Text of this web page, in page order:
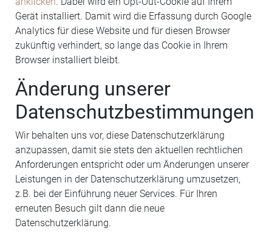
Gerät installiert. Damit wird die Erfassung durch Google
Analytics für diese Website und für diesen Browser
zukünftig verhindert, so lange das Cookie in Ihrem
Browser installiert bleibt.
Änderung unserer
Datenschutzbestimmungen
Wir behalten uns vor, diese Datenschutzerklärung
anzupassen, damit sie stets den aktuellen rechtlichen
Anforderungen entspricht oder um Änderungen unserer
Leistungen in der Datenschutzerklärung umzusetzen,
z.B. bei der Einführung neuer Services. Für Ihren
erneuten Besuch gilt dann die neue
Datenschutzerklärung.